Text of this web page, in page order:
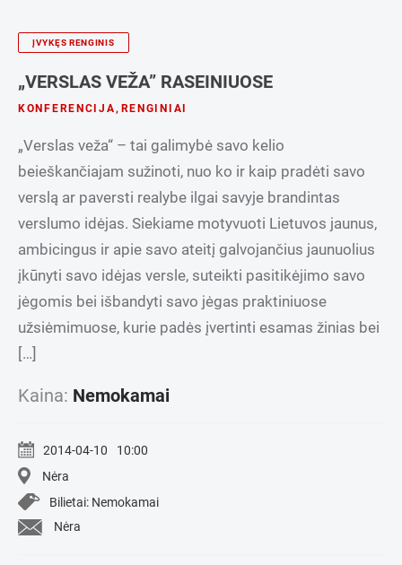
ĮVYKĘS RENGINIS
„VERSLAS VEŽA” RASEINIUOSE
KONFERENCIJA, RENGINIAI
„Verslas veža“ – tai galimybė savo kelio
beieškančiajam sužinoti, nuo ko ir kaip pradėti savo
verslą ar paversti realybe ilgai savyje brandintas
verslumo idėjas. Siekiame motyvuoti Lietuvos jaunus,
ambicingus ir apie savo ateitį galvojančius jaunuolius
įkūnyti savo idėjas versle, suteikti pasitikėjimo savo
jėgomis bei išbandyti savo jėgas praktiniuose
užsiėmimuose, kurie padės įvertinti esamas žinias bei
[…]
Kaina: Nemokamai
2014-04-10
10:00
Nėra
Bilietai: Nemokamai
Nėra